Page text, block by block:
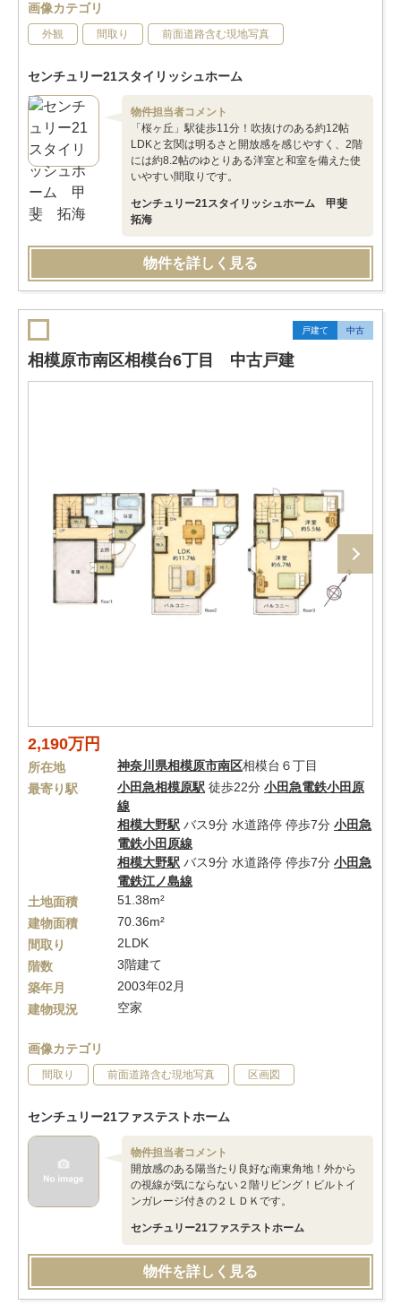
画像カテゴリ
外観 間取り 前面道路含む現地写真
センチュリー21スタイリッシュホーム
物件担当者コメント
「桜ヶ丘」駅徒歩11分！吹抜けのある約12帖
LDKと玄関は明るさと開放感を感じやすく、2階
には約8.2帖のゆとりある洋室と和室を備えた使
いやすい間取りです。
センチュリー21スタイリッシュホーム 甲斐
拓海
物件を詳しく見る
戸建て 中古
相模原市南区相模台6丁目 中古戸建
2,190万円
所在地 神奈川県相模原市南区相模台６丁目
最寄り駅
小田急相模原駅 徒歩22分 小田急電鉄小田原
線
相模大野駅 バス9分 水道路停 停歩7分 小田急
電鉄小田原線
相模大野駅 バス9分 水道路停 停歩7分 小田急
電鉄江ノ島線
土地面積
51.38m²
建物面積
70.36m²
間取り
2LDK
階数
3階建て
築年月
2003年02月
建物現況
空家
画像カテゴリ
間取り 前面道路含む現地写真 区画図
センチュリー21ファステストホーム
物件担当者コメント
開放感のある陽当たり良好な南東角地！外から
の視線が気にならない２階リビング！ビルトイ
ンガレージ付きの２ＬＤＫです。
センチュリー21ファステストホーム
物件を詳しく見る